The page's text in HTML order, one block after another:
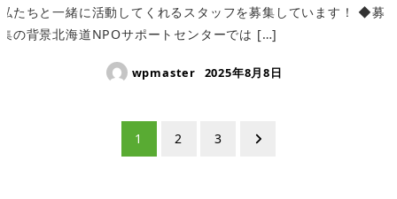
私たちと一緒に活動してくれるスタッフを募集しています！ ◆募
集の背景北海道NPOサポートセンターでは […]
wpmaster 2025年8月8日
1 2 3